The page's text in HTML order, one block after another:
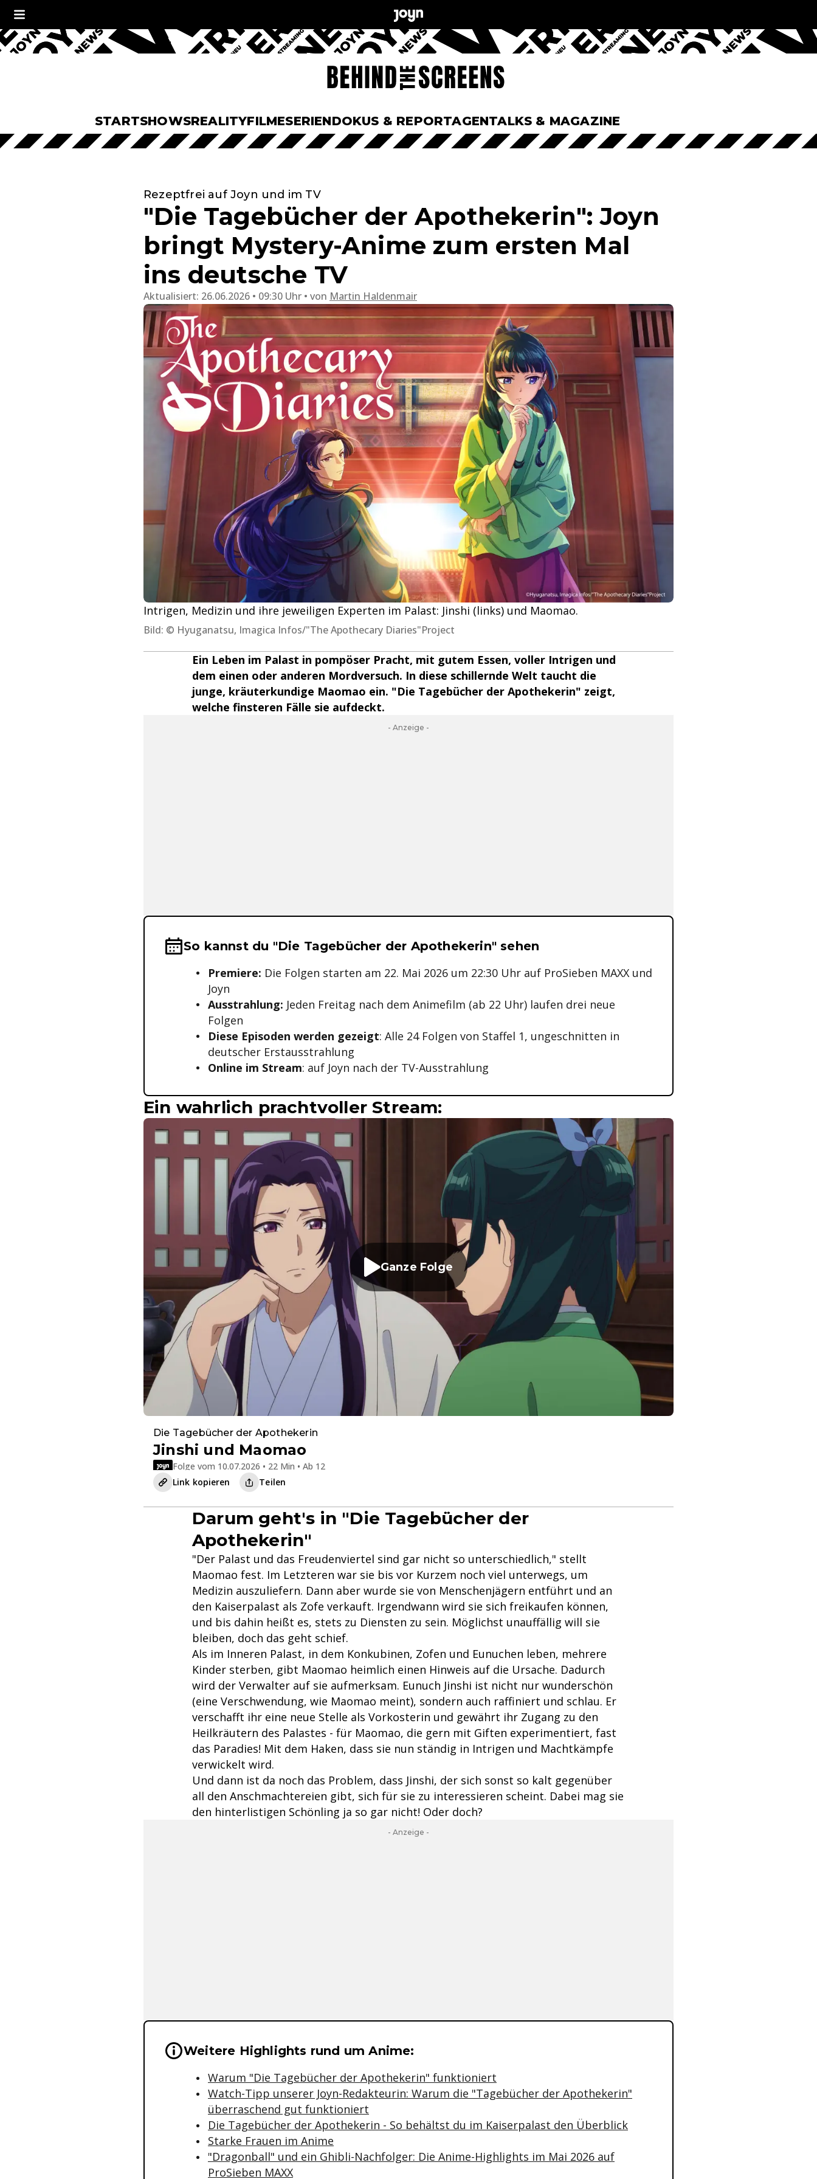
STARTSHOWSREALITYFILMESERIENDOKUS & REPORTAGENTALKS & MAGAZINE
Rezeptfrei auf Joyn und im TV
"Die Tagebücher der Apothekerin": Joyn
bringt Mystery-Anime zum ersten Mal
ins deutsche TV
Aktualisiert: 26.06.2026 • 09:30 Uhr von Martin Haldenmair
Intrigen, Medizin und ihre jeweiligen Experten im Palast: Jinshi (links) und Maomao.
Bild: © Hyuganatsu, Imagica Infos/"The Apothecary Diaries"Project
Ein Leben im Palast in pompöser Pracht, mit gutem Essen, voller Intrigen und
dem einen oder anderen Mordversuch. In diese schillernde Welt taucht die
junge, kräuterkundige Maomao ein. "Die Tagebücher der Apothekerin" zeigt,
welche finsteren Fälle sie aufdeckt.
- Anzeige -
Wichtige Hinweise & Informationen zum Inhalt
So kannst du "Die Tagebücher der Apothekerin" sehen
Premiere: Die Folgen starten am 22. Mai 2026 um 22:30 Uhr auf ProSieben MAXX und
Joyn
Ausstrahlung: Jeden Freitag nach dem Animefilm (ab 22 Uhr) laufen drei neue
Folgen
Diese Episoden werden gezeigt: Alle 24 Folgen von Staffel 1, ungeschnitten in
deutscher Erstausstrahlung
Online im Stream: auf Joyn nach der TV-Ausstrahlung
Ein wahrlich prachtvoller Stream:
Ganze Folge
Die Tagebücher der Apothekerin
Jinshi und Maomao
Folge vom 10.07.2026 • 22 Min • Ab 12
Link kopieren
Teilen
Darum geht's in "Die Tagebücher der
Apothekerin"
"Der Palast und das Freudenviertel sind gar nicht so unterschiedlich," stellt
Maomao fest. Im Letzteren war sie bis vor Kurzem noch viel unterwegs, um
Medizin auszuliefern. Dann aber wurde sie von Menschenjägern entführt und an
den Kaiserpalast als Zofe verkauft. Irgendwann wird sie sich freikaufen können,
und bis dahin heißt es, stets zu Diensten zu sein. Möglichst unauffällig will sie
bleiben, doch das geht schief.
Als im Inneren Palast, in dem Konkubinen, Zofen und Eunuchen leben, mehrere
Kinder sterben, gibt Maomao heimlich einen Hinweis auf die Ursache. Dadurch
wird der Verwalter auf sie aufmerksam. Eunuch Jinshi ist nicht nur wunderschön
(eine Verschwendung, wie Maomao meint), sondern auch raffiniert und schlau. Er
verschafft ihr eine neue Stelle als Vorkosterin und gewährt ihr Zugang zu den
Heilkräutern des Palastes - für Maomao, die gern mit Giften experimentiert, fast
das Paradies! Mit dem Haken, dass sie nun ständig in Intrigen und Machtkämpfe
verwickelt wird.
Und dann ist da noch das Problem, dass Jinshi, der sich sonst so kalt gegenüber
all den Anschmachtereien gibt, sich für sie zu interessieren scheint. Dabei mag sie
den hinterlistigen Schönling ja so gar nicht! Oder doch?
- Anzeige -
Wichtige Hinweise & Informationen zum Inhalt
Weitere Highlights rund um Anime:
Warum "Die Tagebücher der Apothekerin" funktioniert
Watch-Tipp unserer Joyn-Redakteurin: Warum die "Tagebücher der Apothekerin"
überraschend gut funktioniert
Die Tagebücher der Apothekerin - So behältst du im Kaiserpalast den Überblick
Starke Frauen im Anime
"Dragonball" und ein Ghibli-Nachfolger: Die Anime-Highlights im Mai 2026 auf
ProSieben MAXX